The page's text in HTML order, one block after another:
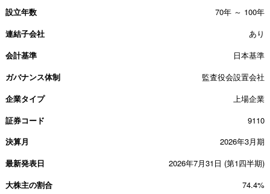
設立年数
70年 ～ 100年
連結子会社
あり
会計基準
日本基準
ガバナンス体制
監査役会設置会社
企業タイプ
上場企業
証券コード
9110
決算月
2026年3月期
最新発表日
2026年7月31日 (第1四半期)
大株主の割合
74.4%